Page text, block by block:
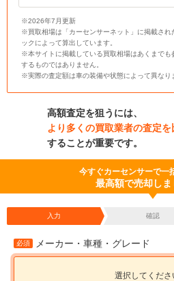
※2026年7月更新
※買取相場は「カーセンサーネット」に掲載され
ックによって算出しています。
※本サイトに掲載している買取相場はあくまでも
するものではありません。
※実際の査定額は車の装備や状態によって異なり
高額査定を狙うには、
より多くの買取業者の査定を
することが重要です。
今すぐカーセンサーで一
最高額で売却しま
入力 確認
必須 メーカー・車種・グレード
選択してくださ